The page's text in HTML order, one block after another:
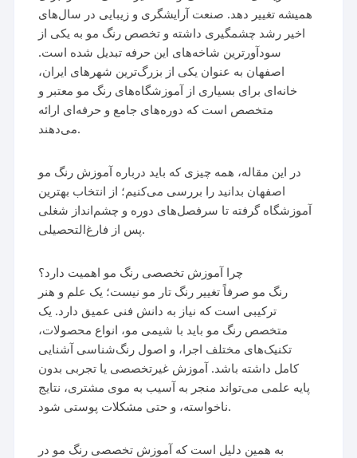
همیشه تغییر دهد. صنعت آرایشگری و زیبایی در سال‌های
اخیر رشد چشمگیری داشته و تخصص رنگ مو به یکی از
سودآورترین شاخه‌های این حرفه تبدیل شده است.
اصفهان به عنوان یکی از بزرگ‌ترین شهرهای ایران،
خانه‌ای برای بسیاری از آموزشگاه‌های رنگ مو معتبر و
متخصص است که دوره‌های جامع و حرفه‌ای ارائه
می‌دهند.
در این مقاله، همه چیزی که باید درباره آموزش رنگ مو
اصفهان بدانید را بررسی می‌کنیم؛ از انتخاب بهترین
آموزشگاه گرفته تا سرفصل‌های دوره و چشم‌انداز شغلی
پس از فارغ‌التحصیلی.
چرا آموزش تخصصی رنگ مو اهمیت دارد؟
رنگ مو صرفاً تغییر رنگ تار مو نیست؛ یک علم و هنر
ترکیبی است که نیاز به دانش فنی عمیق دارد. یک
متخصص رنگ مو باید با شیمی مو، انواع محصولات،
تکنیک‌های مختلف اجرا، و اصول رنگ‌شناسی آشنایی
کامل داشته باشد. آموزش غیرتخصصی یا تجربی بدون
پایه علمی می‌تواند منجر به آسیب به موی مشتری، نتایج
ناخواسته، و حتی مشکلات پوستی شود.
به همین دلیل است که آموزش تخصصی رنگ مو در